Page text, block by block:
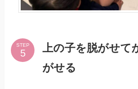
STEP
上の子を脱がせて
がせる